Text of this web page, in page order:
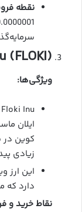
نقطه
(FLOKI)
ویژگی‌ها:
ایلان
کوین در
زیادی
این ارز
دارد که
نقاط خرید و